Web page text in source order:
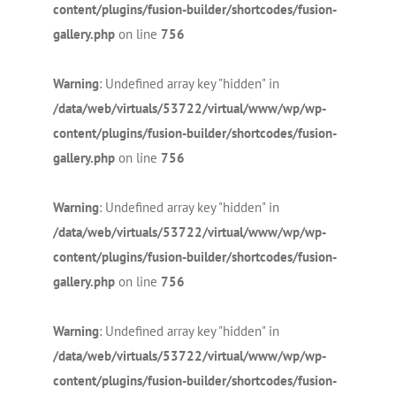
content/plugins/fusion-builder/shortcodes/fusion-
gallery.php on line 756
Warning: Undefined array key "hidden" in
/data/web/virtuals/53722/virtual/www/wp/wp-
content/plugins/fusion-builder/shortcodes/fusion-
gallery.php on line 756
Warning: Undefined array key "hidden" in
/data/web/virtuals/53722/virtual/www/wp/wp-
content/plugins/fusion-builder/shortcodes/fusion-
gallery.php on line 756
Warning: Undefined array key "hidden" in
/data/web/virtuals/53722/virtual/www/wp/wp-
content/plugins/fusion-builder/shortcodes/fusion-